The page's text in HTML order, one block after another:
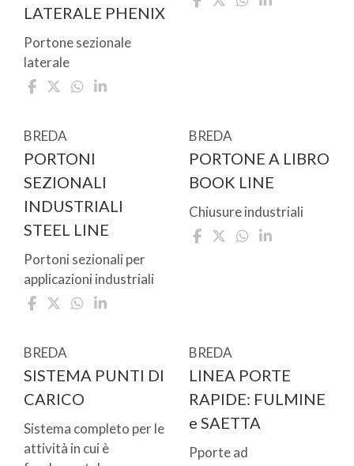
LATERALE PHENIX
Portone sezionale
laterale
BREDA
PORTONI
SEZIONALI
INDUSTRIALI
STEEL LINE
Portoni sezionali per
applicazioni industriali
BREDA
PORTONE A LIBRO
BOOK LINE
Chiusure industriali
BREDA
SISTEMA PUNTI DI
CARICO
Sistema completo per le
attività in cui è
BREDA
LINEA PORTE
RAPIDE: FULMINE
e SAETTA
Pporte ad